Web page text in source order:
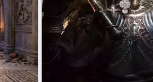
promotionnelsProjets Unreal
3DScènes inspirées de